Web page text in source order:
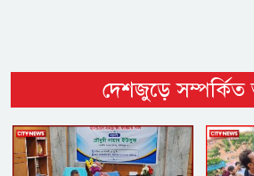
দেশজুড়ে